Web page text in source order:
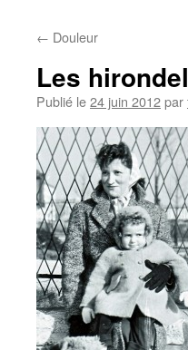
← Douleur
Les
Publié le24 juin 2012par